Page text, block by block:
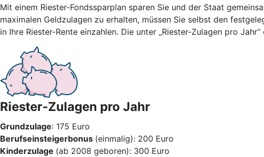
Mit einem Riester-Fondssparplan sparen Sie und der Staat
maximalen Geldzulagen zu erhalten, müssen Sie selbst den
in Ihre Riester-Rente einzahlen. Die unter „Riester-Zulagen pro
Riester-Zulagen pro Jahr
Grundzulage: 175 Euro
Berufseinsteigerbonus (einmalig): 200 Euro
Kinderzulage (ab 2008 geboren): 300 Euro